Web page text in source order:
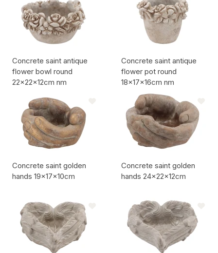
Concrete saint antique
flower bowl round
22x22x12cm nm
Concrete saint antique
flower pot round
18x17x16cm nm
Codice articolo:
Concrete saint golden
hands 19x17x10cm
Concrete saint golden
hands 24x22x12cm